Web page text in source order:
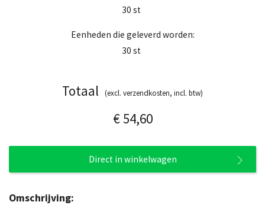
30 st
Eenheden die geleverd worden:
30 st
Totaal (excl. verzendkosten, incl. btw)
€ 54,60
Direct in winkelwagen
Omschrijving: